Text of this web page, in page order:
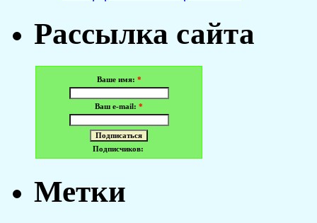
Рассылка сайта
Ваше имя: *
Ваш e-mail: *
Подписчиков:
Метки